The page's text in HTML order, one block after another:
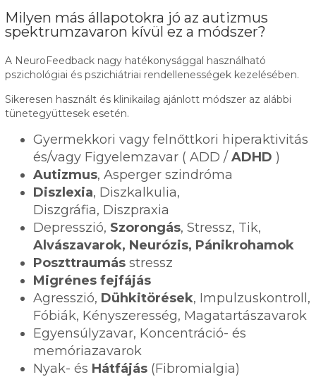
Milyen más állapotokra jó az autizmus
spektrumzavaron kívül ez a módszer?
A NeuroFeedback nagy hatékonysággal használható
pszichológiai és pszichiátriai rendellenességek kezelésében.
Sikeresen használt és klinikailag ajánlott módszer az alábbi
tünetegyüttesek esetén.
Gyermekkori vagy felnőttkori hiperaktivitás
és/vagy Figyelemzavar ( ADD / ADHD )
Autizmus, Asperger szindróma
Diszlexia, Diszkalkulia,
Diszgráfia, Diszpraxia
Depresszió, Szorongás, Stressz, Tik,
Alvászavarok, Neurózis, Pánikrohamok
Poszttraumásstressz
Migrénes fejfájás
Agresszió, Dühkitörések, Impulzuskontroll,
Fóbiák, Kényszeresség, Magatartászavarok
Egyensúlyzavar, Koncentráció- és
memóriazavarok
Nyak- és Hátfájás(Fibromialgia)